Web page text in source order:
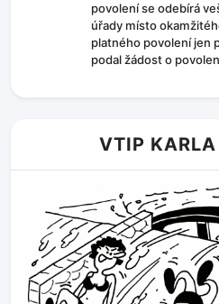
povolení se odebírá
úřady místo
platného povolení jen
podal žádost o
VTIP